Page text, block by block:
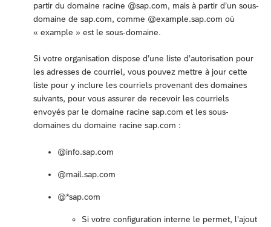
partir du domaine racine @sap.com, mais à partir d’un sous-
domaine de sap.com, comme @example.sap.com où
« example » est le sous-domaine.
Si votre organisation dispose d’une liste d’autorisation pour
les adresses de courriel, vous pouvez mettre à jour cette
liste pour y inclure les courriels provenant des domaines
suivants, pour vous assurer de recevoir les courriels
envoyés par le domaine racine sap.com et les sous-
domaines du domaine racine sap.com :
@info.sap.com
@mail.sap.com
@*sap.com
Si votre configuration interne le permet, l’ajout